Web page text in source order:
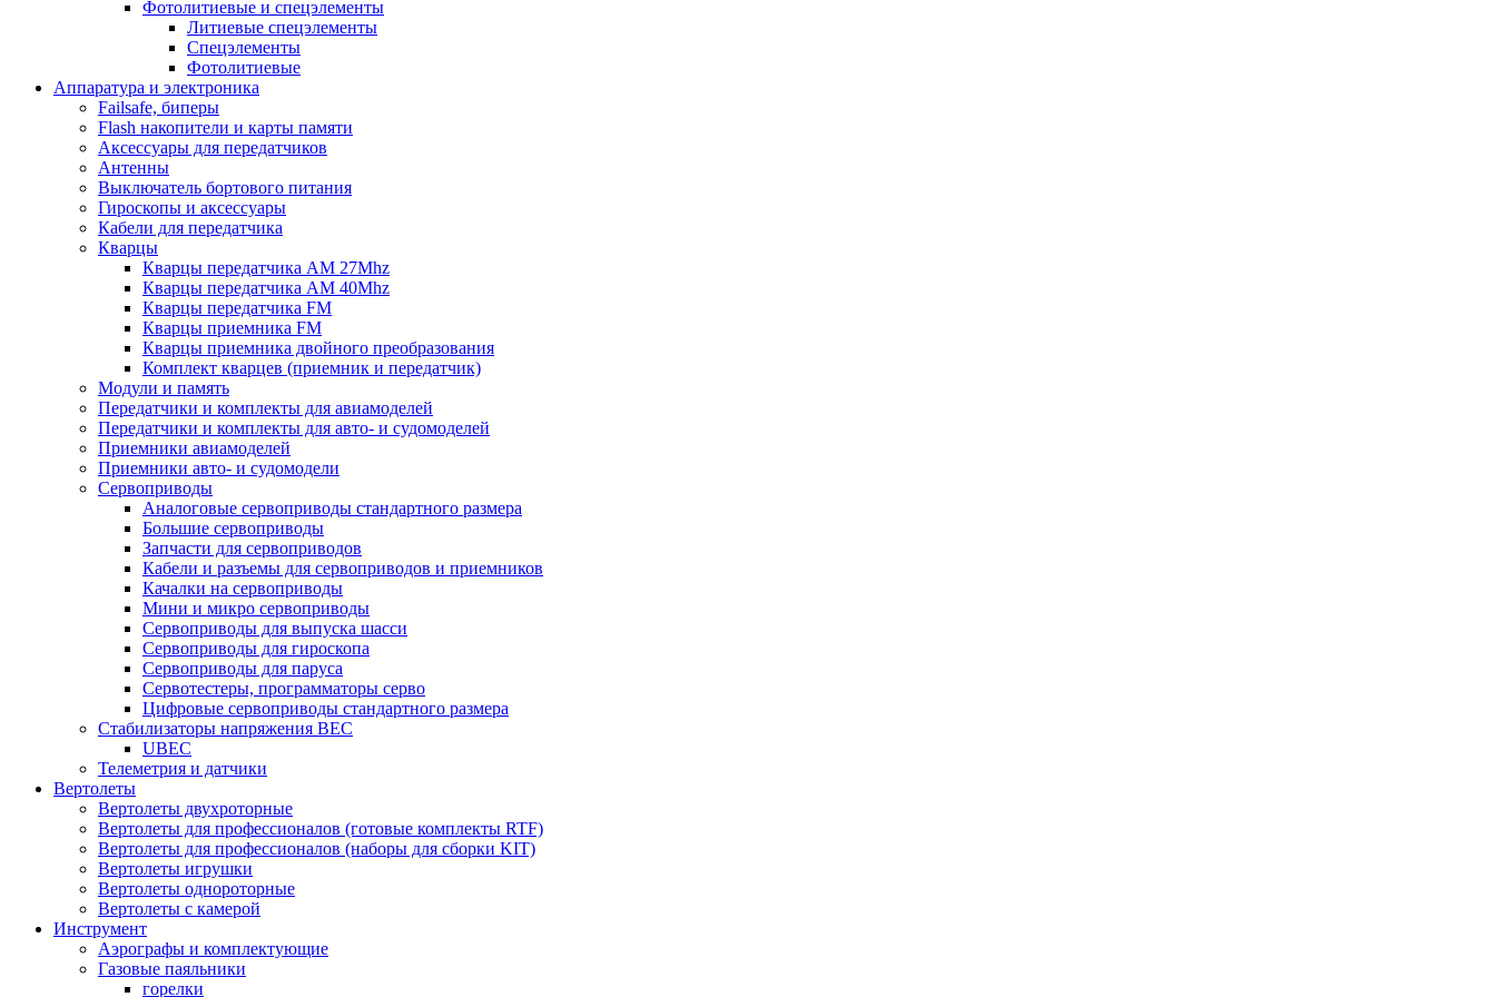
Фотолитиевые и спецэлементы
Литиевые спецэлементы
Спецэлементы
Фотолитиевые
Аппаратура и электроника
Failsafe, биперы
Flash накопители и карты памяти
Аксессуары для передатчиков
Антенны
Выключатель бортового питания
Гироскопы и аксессуары
Кабели для передатчика
Кварцы
Кварцы передатчика AM 27Mhz
Кварцы передатчика AM 40Mhz
Кварцы передатчика FM
Кварцы приемника FM
Кварцы приемника двойного преобразования
Комплект кварцев (приемник и передатчик)
Модули и память
Передатчики и комплекты для авиамоделей
Передатчики и комплекты для авто- и судомоделей
Приемники авиамоделей
Приемники авто- и судомодели
Сервоприводы
Аналоговые сервоприводы стандартного размера
Большие сервоприводы
Запчасти для сервоприводов
Кабели и разъемы для сервоприводов и приемников
Качалки на сервоприводы
Мини и микро сервоприводы
Сервоприводы для выпуска шасси
Сервоприводы для гироскопа
Сервоприводы для паруса
Сервотестеры, программаторы серво
Цифровые сервоприводы стандартного размера
Стабилизаторы напряжения BEC
UBEC
Телеметрия и датчики
Вертолеты
Вертолеты двухроторные
Вертолеты для профессионалов (готовые комплекты RTF)
Вертолеты для профессионалов (наборы для сборки KIT)
Вертолеты игрушки
Вертолеты однороторные
Вертолеты с камерой
Инструмент
Аэрографы и комплектующие
Газовые паяльники
горелки